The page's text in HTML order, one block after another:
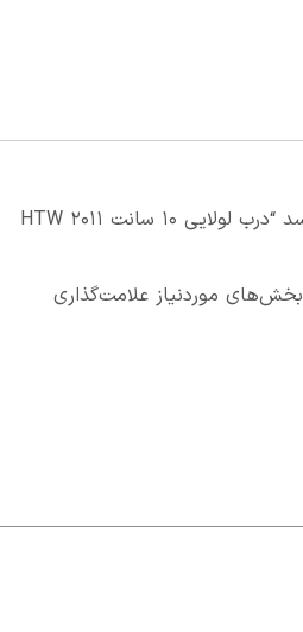
اولین کسی باشید که دیدگاهی می نویسد “درب لولايي ۱۰ سانت ۲۰۱۱ HTW
بخش‌های موردنیاز علامت‌گذاری